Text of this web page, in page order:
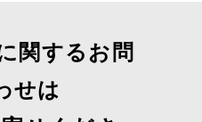
る際にIncident Workflo
など、サービス管理、
きる。機能詳細はこち
イロットの成功率が向
ースト運用へのアプロ
いている。15年以上に
ルな運用をサポートし
関するお問
せは